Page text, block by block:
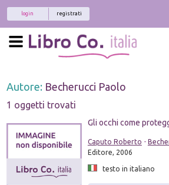
registrati
login
Autore: Becherucci Paolo
1 oggetti trovati
Gli occhi come
Caputo Roberto -
Editore, 2006
testo in italiano